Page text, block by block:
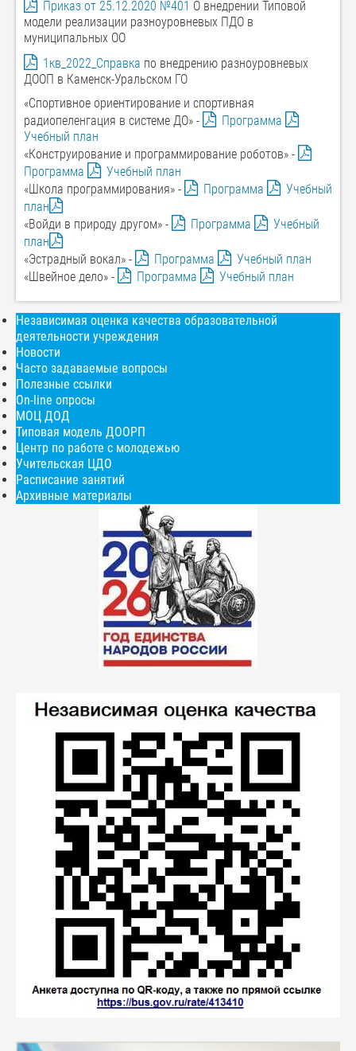
Приказ от 25.12.2020 №401 О внедрении Типовой
модели реализации разноуровневых ПДО в
муниципальных ОО
1кв_2022_Справка по внедрению разноуровневых
ДООП в Каменск-Уральском ГО
«Спортивное ориентирование и спортивная
радиопеленгация в системе ДО» -
Программа
Учебный план
«Конструирование и программирование роботов» -
Программа
Учебный план
«Школа программирования» -
Программа
Учебный
план
«Войди в природу другом» -
Программа
Учебный
план
«Эстрадный вокал» -
Программа
Учебный план
«Швейное дело» -
Программа Учебный план
Независимая оценка качества образовательной
деятельности учреждения
Новости
Часто задаваемые вопросы
Полезные ссылки
On-line опросы
МОЦ ДОД
Типовая модель ДООРП
Центр по работе с молодежью
Учительская ЦДО
Расписание занятий
Архивные материалы